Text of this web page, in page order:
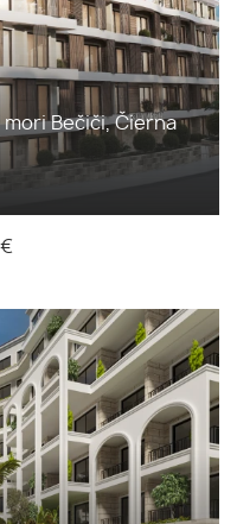
Bečiči, Čierna